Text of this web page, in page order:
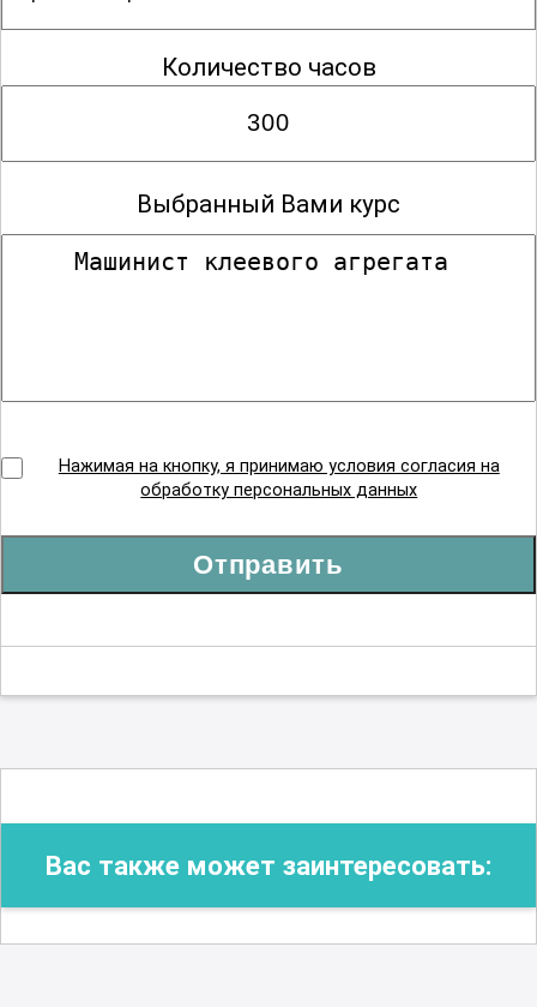
Количество часов
Выбранный Вами курс
Нажимая на кнопку, я принимаю условия согласия на
обработку персональных данных
Отправить
Вас также может заинтересовать: